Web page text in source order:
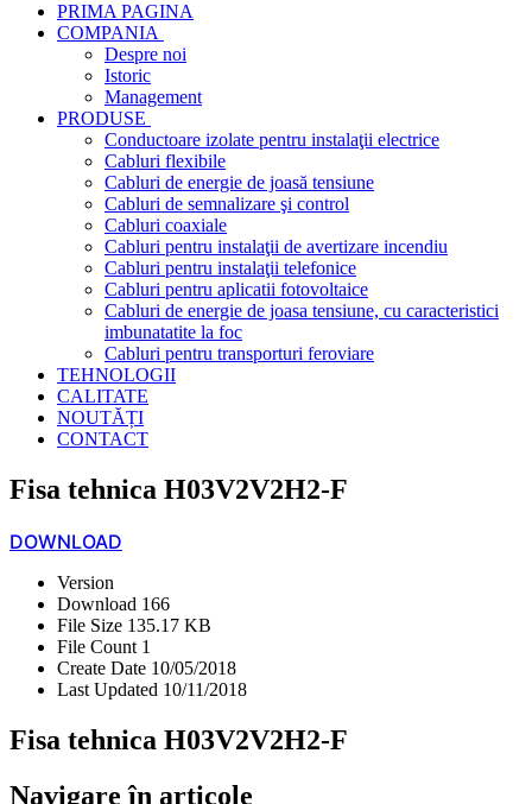
PRIMA PAGINA
COMPANIA
Despre noi
Istoric
Management
PRODUSE
Conductoare izolate pentru instalaţii electrice
Cabluri flexibile
Cabluri de energie de joasă tensiune
Cabluri de semnalizare şi control
Cabluri coaxiale
Cabluri pentru instalaţii de avertizare incendiu
Cabluri pentru instalaţii telefonice
Cabluri pentru aplicatii fotovoltaice
Cabluri de energie de joasa tensiune, cu caracteristici
imbunatatite la foc
Cabluri pentru transporturi feroviare
TEHNOLOGII
CALITATE
NOUTĂȚI
CONTACT
Fisa tehnica H03V2V2H2-F
DOWNLOAD
Version
Download 166
File Size 135.17 KB
File Count 1
Create Date 10/05/2018
Last Updated 10/11/2018
Fisa tehnica H03V2V2H2-F
Navigare în articole